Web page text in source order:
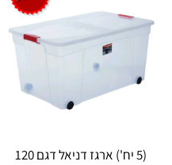
(5 יח') ארגז דניאל דגם 120